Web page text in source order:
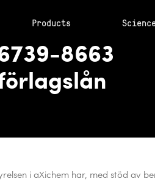
Products
8663
i aXichem har, med stöd av